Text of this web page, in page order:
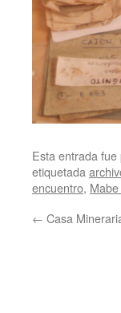
Esta entrada fue
etiquetada
encuentro,
← Casa